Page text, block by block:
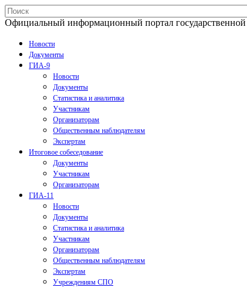
Официальный информационный портал государственной
Новости
Документы
ГИА-9
Новости
Документы
Статистика и аналитика
Участникам
Организаторам
Общественным наблюдателям
Экспертам
Итоговое собеседование
Документы
Участникам
Организаторам
ГИА-11
Новости
Документы
Статистика и аналитика
Участникам
Организаторам
Общественным наблюдателям
Экспертам
Учреждениям СПО